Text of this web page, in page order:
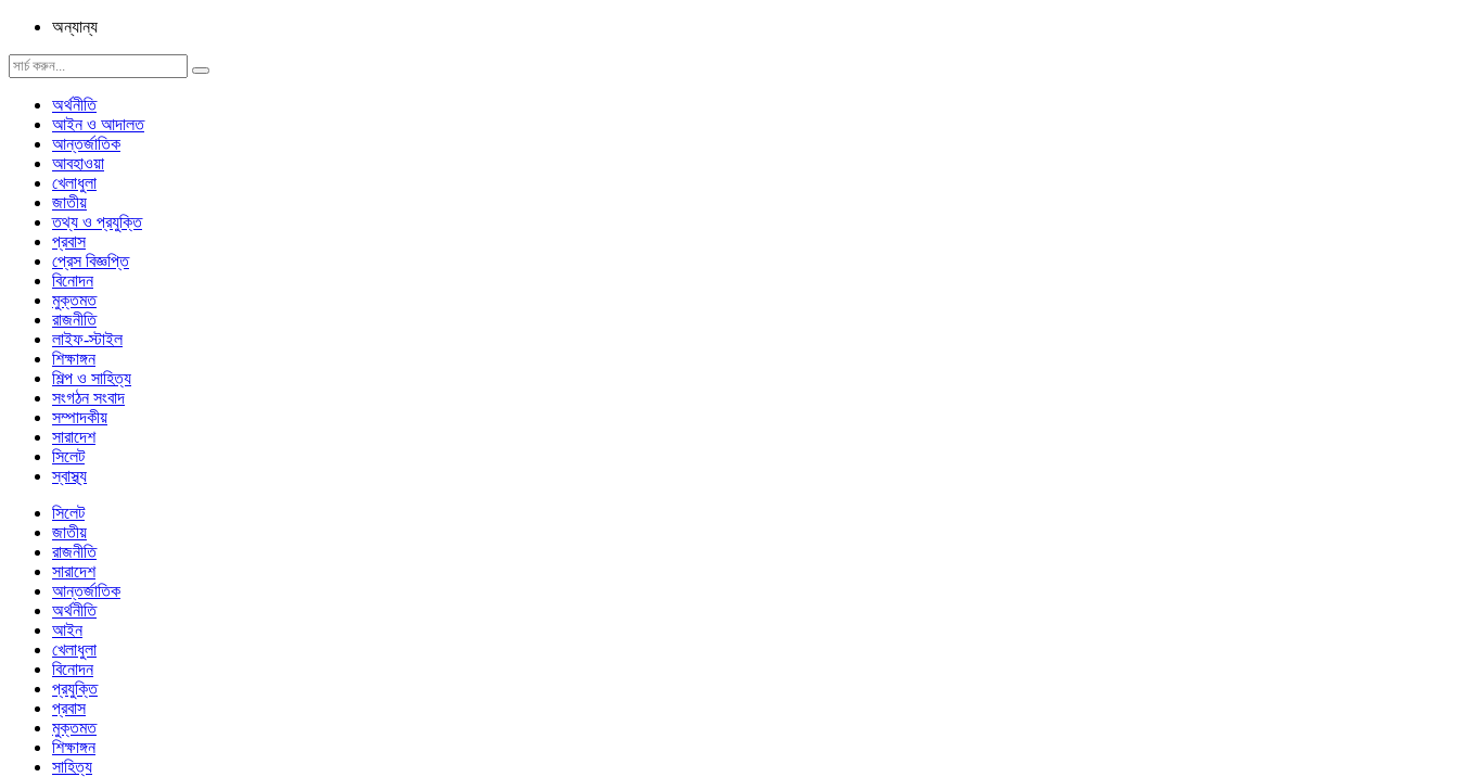
অন্যান্য
অর্থনীতি
আইন ও আদালত
আন্তর্জাতিক
আবহাওয়া
খেলাধুলা
জাতীয়
তথ্য ও প্রযুক্তি
প্রবাস
প্রেস বিজ্ঞপ্তি
বিনোদন
মুক্তমত
রাজনীতি
লাইফ-স্টাইল
শিক্ষাঙ্গন
শিল্প ও সাহিত্য
সংগঠন সংবাদ
সম্পাদকীয়
সারাদেশ
সিলেট
স্বাস্থ্য
সিলেট
জাতীয়
রাজনীতি
সারাদেশ
আন্তর্জাতিক
অর্থনীতি
আইন
খেলাধুলা
বিনোদন
প্রযুক্তি
প্রবাস
মুক্তমত
শিক্ষাঙ্গন
সাহিত্য